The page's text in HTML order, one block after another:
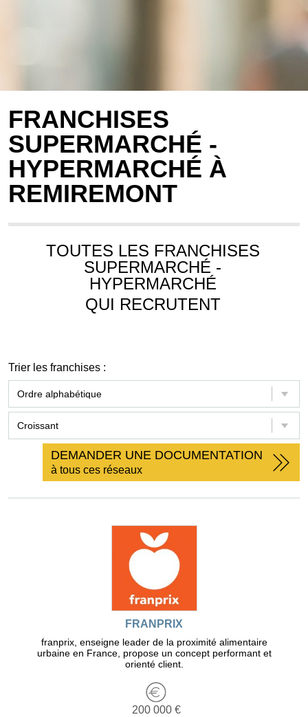
FRANCHISES
SUPERMARCHÉ -
HYPERMARCHÉ À
REMIREMONT
TOUTES LES FRANCHISES
SUPERMARCHÉ -
HYPERMARCHÉ
QUI RECRUTENT
Trier les franchises :
DEMANDER UNE DOCUMENTATION
à tous ces réseaux
FRANPRIX
franprix, enseigne leader de la proximité alimentaire
urbaine en France, propose un concept performant et
orienté client.
200 000 €